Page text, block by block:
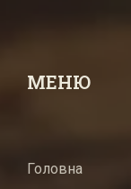
МЕНЮ
Головна